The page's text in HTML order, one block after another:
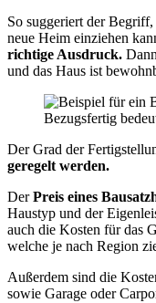
So suggeriert der
neue Heim einziehen
richtige Ausdruck.
und das Haus ist
Bezugsfertig
Der Grad der
geregelt werden.
DerPreis eines
Haustyp und der
auch die Kosten für das
welche je nach Region
Außerdem sind die
sowie Garage oder